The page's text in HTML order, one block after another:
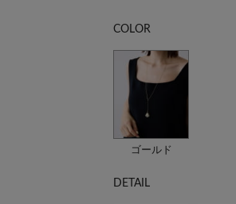
COLOR
ゴールド
DETAIL